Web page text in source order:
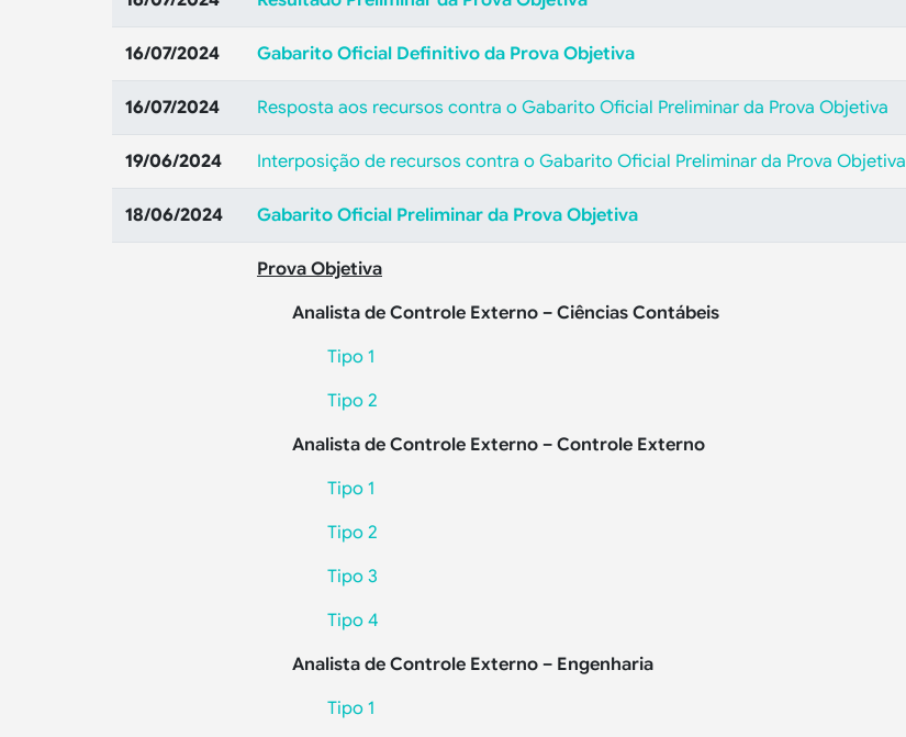
16/07/2024 Gabarito Oficial Definitivo da Prova Objetiva
16/07/2024 Resposta aos recursos contra o Gabarito Oficial Preliminar da Prova Objetiva
19/06/2024 Interposição de recursos contra o Gabarito Oficial Preliminar da Prova Objetiva
18/06/2024 Gabarito Oficial Preliminar da Prova Objetiva
Prova Objetiva
Analista de Controle Externo – Ciências Contábeis
Tipo 1
Tipo 2
Analista de Controle Externo – Controle Externo
Tipo 1
Tipo 2
Tipo 3
Tipo 4
Analista de Controle Externo – Engenharia
Tipo 1